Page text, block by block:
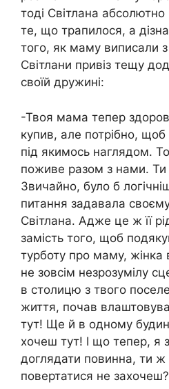
тоді Світлана
те, що трапилося, a
того, як маму виписали з
Світлани привіз тещу
своїй дружині:
-Твоя мама тепер
купив, але потрібно,
під якимось наглядом.
поживе разом з нами. Ти
Звичайно, було б
питання задавала
Світлана. Адже це ж її
замість того, щоб
турботу про маму, жінка
не зовсім незрозумілу
в столицю з твого
життя, почав
тут! Ще й в одному
хочеш тут! І що тепер, я
доглядати повинна, ти ж
повертатися не захочеш?